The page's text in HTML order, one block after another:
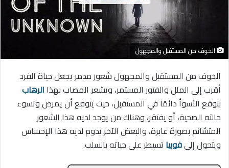
الخوف من المستقبل والمجهول
الخوف من المستقبل والمجهول شعور مدمر يجعل حياة الفرد
أقرب إلى الملل والفتور المستمر، ويشعر المصاب بهذا الرهاب
بتوقع الأسوأ دائمًا في المستقبل، حيث يتوقع أن يمرض وتسوء
حالته الصحية، أو يفتقر، وهناك من يوجد لديه هذا الشعور
المتشائم بصورة عابرة، والبعض الآخر يدوم لديه هذا الإحساس
ويتحول إلىفوبيا تسيطر على حياته بالسلب.